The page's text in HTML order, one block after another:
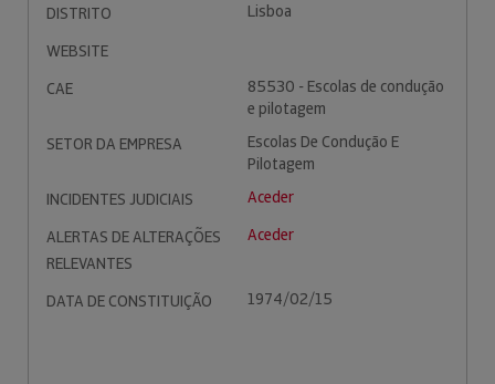
DISTRITO
Lisboa
WEBSITE
CAE
85530 - Escolas de condução
e pilotagem
SETOR DA EMPRESA
Escolas De Condução E
Pilotagem
INCIDENTES JUDICIAIS
Aceder
ALERTAS DE ALTERAÇÕES
RELEVANTES
Aceder
DATA DE CONSTITUIÇÃO 1974/02/15